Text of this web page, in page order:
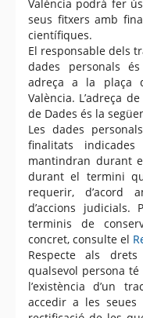
València podrà fer
seus fitxers amb
científiques.
El responsable dels
dades personals
adreça a la plaça
València. L’adreça
de Dades és la
Les dades
finalitats
mantindran durant
durant el termini
requerir, d’acord
d’accions
terminis de
concret, consulte el
Respecte als
qualsevol persona
l’existència d’un
accedir a les seues